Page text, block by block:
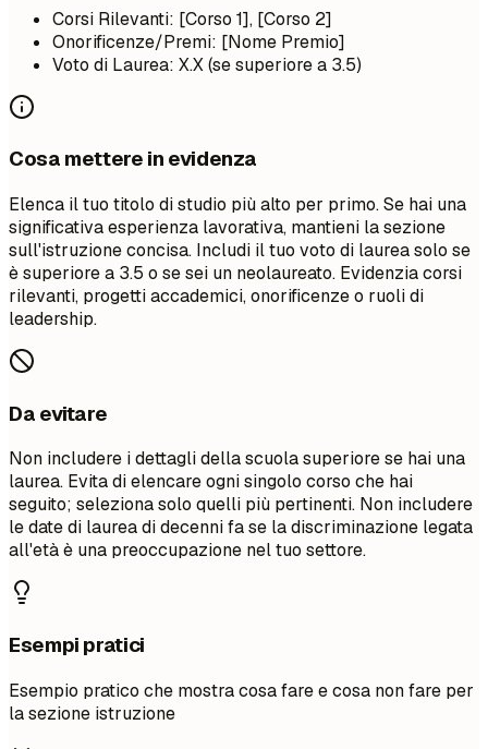
Corsi Rilevanti: [Corso 1], [Corso 2]
Onorificenze/Premi: [Nome Premio]
Voto di Laurea: X.X (se superiore a 3.5)
Cosa mettere in evidenza
Elenca il tuo titolo di studio più alto per primo. Se hai una
significativa esperienza lavorativa, mantieni la sezione
sull'istruzione concisa. Includi il tuo voto di laurea solo se
è superiore a 3.5 o se sei un neolaureato. Evidenzia corsi
rilevanti, progetti accademici, onorificenze o ruoli di
leadership.
Da evitare
Non includere i dettagli della scuola superiore se hai una
laurea. Evita di elencare ogni singolo corso che hai
seguito; seleziona solo quelli più pertinenti. Non includere
le date di laurea di decenni fa se la discriminazione legata
all'età è una preoccupazione nel tuo settore.
Esempi pratici
Esempio pratico che mostra cosa fare e cosa non fare per
la sezione istruzione